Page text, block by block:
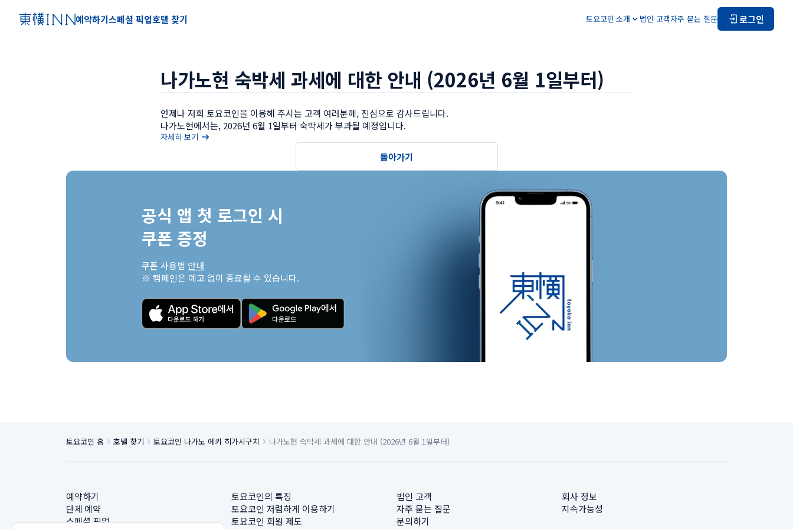
예약하기스페셜 픽업호텔 찾기 토요코인 소개 법인 고객자주 묻는 질문 로그인
나가노현 숙박세 과세에 대한 안내 (2026년 6월 1일부터)
언제나 저희 토요코인을 이용해 주시는 고객 여러분께, 진심으로 감사드립니다.
나가노현에서는, 2026년 6월 1일부터 숙박세가 부과될 예정입니다.
자세히 보기
돌아가기
공식 앱 첫 로그인 시
쿠폰 증정
쿠폰 사용법 안내
※ 캠페인은 예고 없이 종료될 수 있습니다.
토요코인 홈 호텔 찾기 토요코인 나가노 에키 히가시구치 나가노현 숙박세 과세에 대한 안내 (2026년 6월 1일부터)
예약하기
단체 예약
스페셜 픽업
토요코인의 특징
토요코인 저렴하게 이용하기
토요코인 회원 제도
법인 고객
자주 묻는 질문
문의하기
회사 정보
지속가능성